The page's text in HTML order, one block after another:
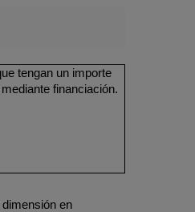
tengan un importe
financiación.
en